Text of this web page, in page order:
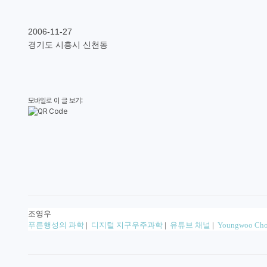
2006-11-27
경기도 시흥시 신천동
모바일로 이 글 보기:
조영우
푸른행성의 과학 | 디지털 지구우주과학 | 유튜브 채널 | Youngwoo